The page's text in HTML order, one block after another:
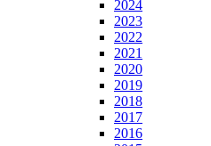
2024
2023
2022
2021
2020
2019
2018
2017
2016